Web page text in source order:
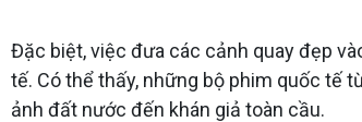
Đặc biệt, việc đưa các cảnh quay đẹp
tế. Có thể thấy, những bộ phim quốc tế
ảnh đất nước đến khán giả toàn cầu.